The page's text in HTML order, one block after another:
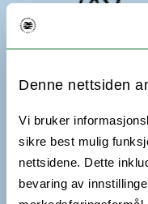
Denne nettsiden
Vi bruker
sikre best mulig
nettsidene. Dette
bevaring av